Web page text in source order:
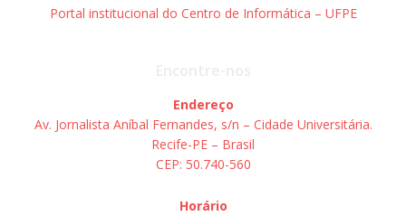
Portal institucional do Centro de Informática – UFPE
Endereço
Av. Jornalista Aníbal Fernandes, s/n – Cidade Universitária.
Recife-PE – Brasil
CEP: 50.740-560
Horário